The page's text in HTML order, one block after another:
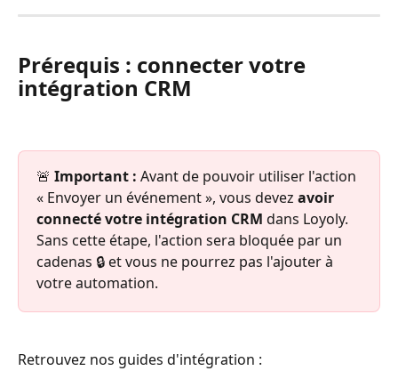
Prérequis : connecter votre
intégration CRM
🚨 Important : Avant de pouvoir utiliser l'action
« Envoyer un événement », vous devez avoir
connecté votre intégration CRM dans Loyoly.
Sans cette étape, l'action sera bloquée par un
cadenas 🔒 et vous ne pourrez pas l'ajouter à
votre automation.
Retrouvez nos guides d'intégration :